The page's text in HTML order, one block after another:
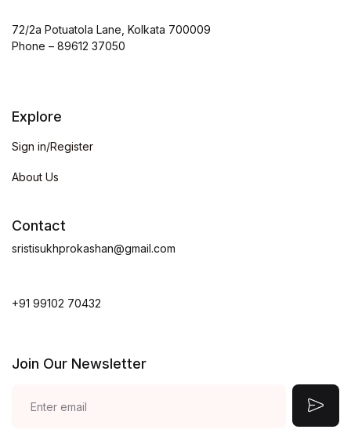
72/2a Potuatola Lane, Kolkata 700009
Phone – 89612 37050
Explore
Sign in/Register
About Us
Contact
sristisukhprokashan@gmail.com
+91 99102 70432
Join Our Newsletter